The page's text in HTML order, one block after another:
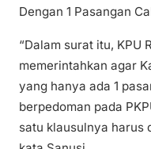
Dengan 1 Pasangan
“Dalam surat itu, KPU
memerintahkan agar
yang hanya ada 1
berpedoman pada
satu klausulnya harus